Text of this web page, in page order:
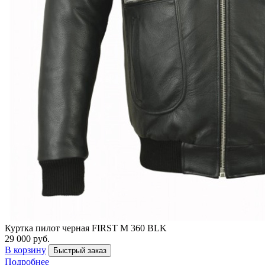
Куртка пилот черная FIRST M 360 BLK
29 000 руб.
В корзину
Быстрый заказ
Подробнее